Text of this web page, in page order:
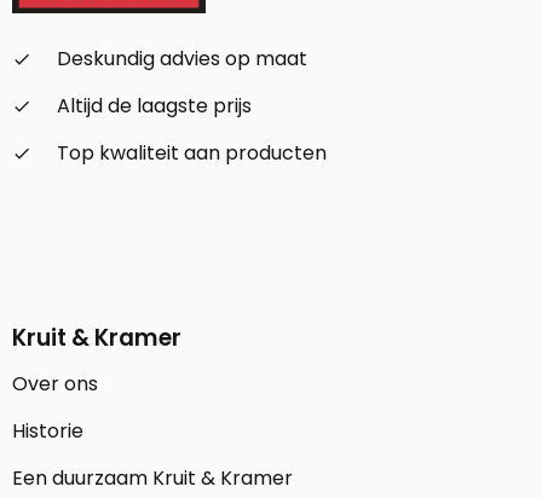
check_small
Deskundig advies op maat
check_small
Altijd de laagste prijs
check_small
Top kwaliteit aan producten
Kruit & Kramer
Over ons
Historie
Een duurzaam Kruit & Kramer